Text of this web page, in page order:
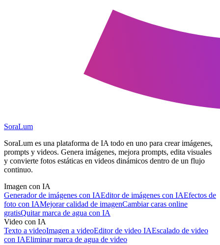
SoraLum
SoraLum es una plataforma de IA todo en uno para crear imágenes,
prompts y videos. Genera imágenes, mejora prompts, edita visuales
y convierte fotos estáticas en videos dinámicos dentro de un flujo
continuo.
Imagen con IA
Generador de imágenes con IAEditor de imágenes con IAEfectos de
foto con IAMejorar calidad de imagenCambiar caras online
gratisQuitar marca de agua con IA
Video con IA
Texto a videoImagen a videoEditor de video IAEscalado de video
con IAEliminar marca de agua de video